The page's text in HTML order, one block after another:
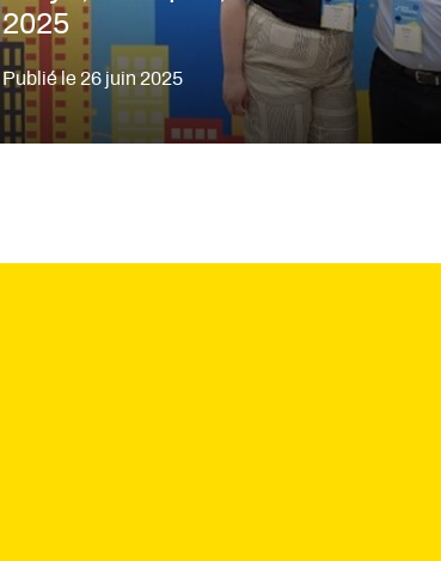
2025
Publié le 26 juin 2025